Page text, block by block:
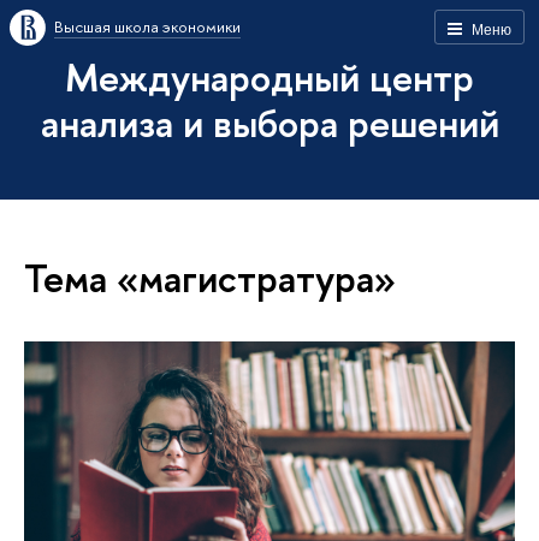
Меню
Высшая школа экономики
Международный центр
анализа и выбора решений
Тема «магистратура»